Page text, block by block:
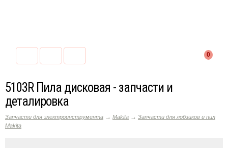
0
5103R Пила дисковая - запчасти и
деталировка
Запчасти для электроинструмента → Makita → Запчасти для лобзиков и пил
Makita